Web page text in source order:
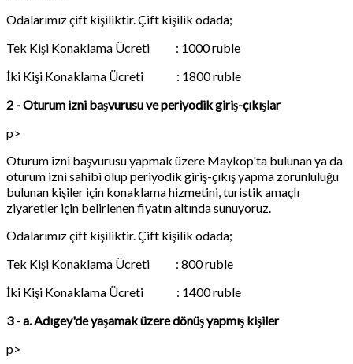
Odalarımız çift kişiliktir. Çift kişilik odada;
Tek Kişi Konaklama Ücreti : 1000 ruble
İki Kişi Konaklama Ücreti : 1800 ruble
2 - Oturum izni başvurusu ve periyodik giriş-çıkışlar
p>
Oturum izni başvurusu yapmak üzere Maykop'ta bulunan ya da
oturum izni sahibi olup periyodik giriş-çıkış yapma zorunluluğu
bulunan kişiler için konaklama hizmetini, turistik amaçlı
ziyaretler için belirlenen fiyatın altında sunuyoruz.
Odalarımız çift kişiliktir. Çift kişilik odada;
Tek Kişi Konaklama Ücreti : 800 ruble
İki Kişi Konaklama Ücreti : 1400 ruble
3 - a. Adıgey'de yaşamak üzere dönüş yapmış kişiler
p>